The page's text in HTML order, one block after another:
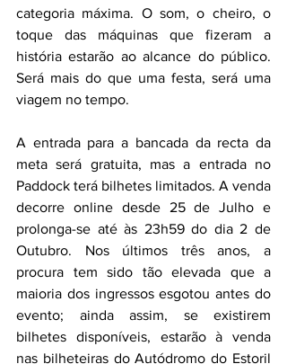
categoria máxima. O som, o cheiro, o
toque das máquinas que fizeram a
história estarão ao alcance do público.
Será mais do que uma festa, será uma
viagem no tempo.
A entrada para a bancada da recta da
meta será gratuita, mas a entrada no
Paddock terá bilhetes limitados. A venda
decorre online desde 25 de Julho e
prolonga-se até às 23h59 do dia 2 de
Outubro. Nos últimos três anos, a
procura tem sido tão elevada que a
maioria dos ingressos esgotou antes do
evento; ainda assim, se existirem
bilhetes disponíveis, estarão à venda
nas bilheteiras do Autódromo do Estoril